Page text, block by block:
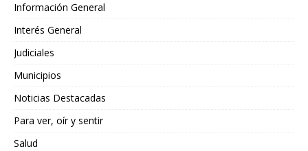
Información General
Interés General
Judiciales
Municipios
Noticias Destacadas
Para ver, oír y sentir
Salud